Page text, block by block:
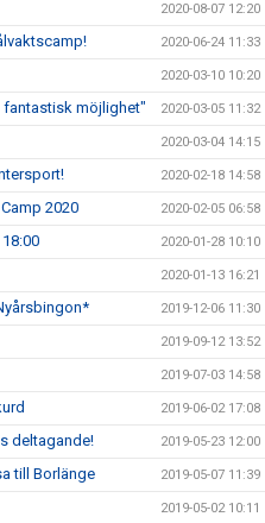
2020-08-07 12:20
2020-06-24 11:33
2020-03-10 10:20
fantastisk möjlighet" 2020-03-05 11:32
2020-03-04 14:15
2020-02-18 14:58
2020 2020-02-05 06:58
2020-01-28 10:10
2020-01-13 16:21
2019-12-06 11:30
2019-09-12 13:52
2019-07-03 14:58
2019-06-02 17:08
deltagande! 2019-05-23 12:00
till Borlänge 2019-05-07 11:39
2019-05-02 10:11